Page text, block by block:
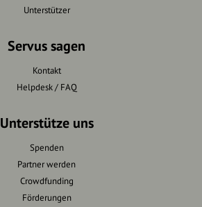
Unterstützer
Servus sagen
Kontakt
Helpdesk / FAQ
Unterstütze uns
Spenden
Partner werden
Crowdfunding
Förderungen